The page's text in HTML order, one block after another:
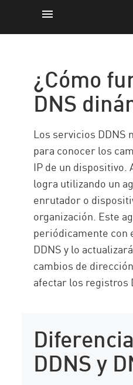
Tipos de DDNS
Beneficios
Seguridad DDNS
Seguridad
Point
¿Cómo
DNS
Los servicios DDNS
para conocer los
IP de un dispositivo.
logra utilizando un
enrutador o
organización. Este
periódicamente con
DDNS y lo
cambios de
afectar los registros
DDNS y